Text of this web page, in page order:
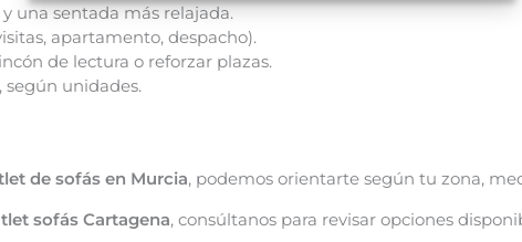
una sentada más relajada.
apartamento, despacho).
de lectura o reforzar plazas.
según unidades.
de sofás en Murcia, podemos orientarte según tu zona,
sofás Cartagena, consúltanos para revisar opciones